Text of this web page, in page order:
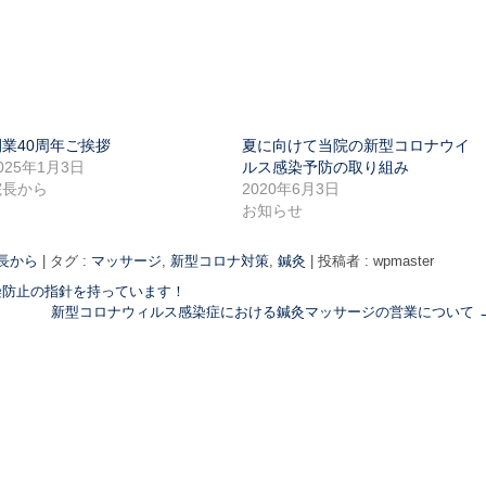
40周年ご挨拶
年1月3日
から
夏に向けて当院の新型コロナウイ
ルス感染予防の取り組み
2020年6月3日
お知らせ
から タグ : マッサージ, 新型コロナ対策, 鍼灸
投稿者 : wpmaster
止の指針を持っています！
新型コロナウィルス感染症における鍼灸マッサージの営業について